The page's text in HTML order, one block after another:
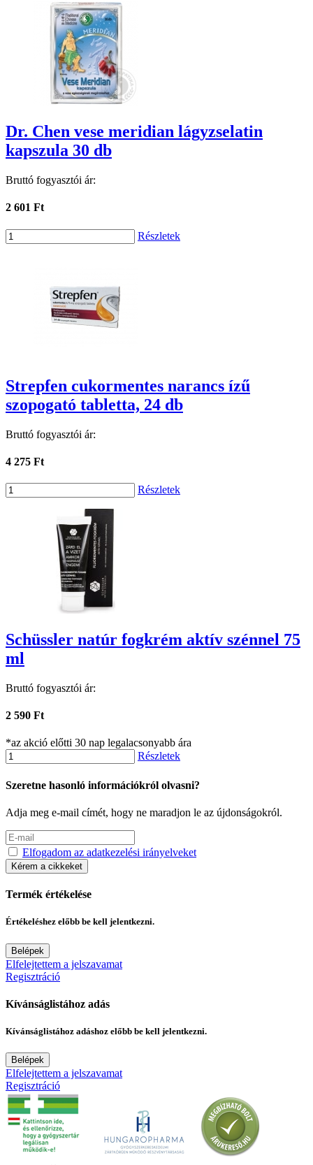
Dr. Chen vese meridian lágyzselatin
kapszula 30 db
Bruttó fogyasztói ár:
2 601 Ft
Részletek
Strepfen cukormentes narancs ízű
szopogató tabletta, 24 db
Bruttó fogyasztói ár:
4 275 Ft
Részletek
Schüssler natúr fogkrém aktív szénnel 75
ml
Bruttó fogyasztói ár:
2 590 Ft
*az akció előtti 30 nap legalacsonyabb ára
Részletek
Szeretne hasonló információkról olvasni?
Adja meg e-mail címét, hogy ne maradjon le az újdonságokról.
Elfogadom az adatkezelési irányelveket
Kérem a cikkeket
Termék értékelése
Értékeléshez előbb be kell jelentkezni.
Belépek
Elfelejtettem a jelszavamat
Regisztráció
Kívánságlistához adás
Kívánságlistához adáshoz előbb be kell jelentkezni.
Belépek
Elfelejtettem a jelszavamat
Regisztráció